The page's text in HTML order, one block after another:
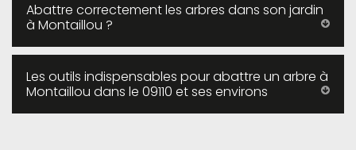
Abattre correctement les arbres dans son jardin
à Montaillou ?
Les outils indispensables pour abattre un arbre à
Montaillou dans le 09110 et ses environs